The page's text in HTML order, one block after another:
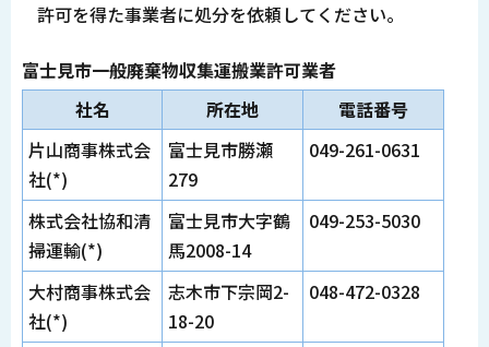
許可を得た事業者に処分を依頼してください。
富士見市一般廃棄物収集運搬業許可業者
社名
所在地
電話番号
片山商事株式会
社(*)
富士見市勝瀬
279
049-261-0631
株式会社協和清
掃運輸(*)
富士見市大字鶴
馬2008-14
049-253-5030
大村商事株式会
社(*)
志木市下宗岡2-
18-20
048-472-0328